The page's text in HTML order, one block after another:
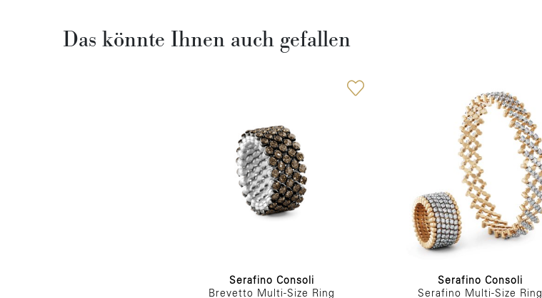
Das könnte Ihnen auch gefallen
Serafino Consoli
Brevetto Multi-Size Ring
Serafino Consoli
Serafino Multi-Size Ring